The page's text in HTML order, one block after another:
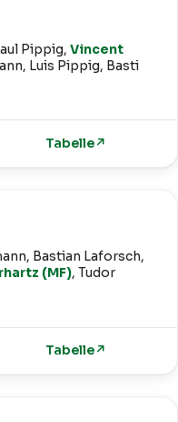
Pippig,Vincent
Luis Pippig, Basti
Tabelle↗
Bastian Laforsch,
(MF), Tudor
Tabelle↗